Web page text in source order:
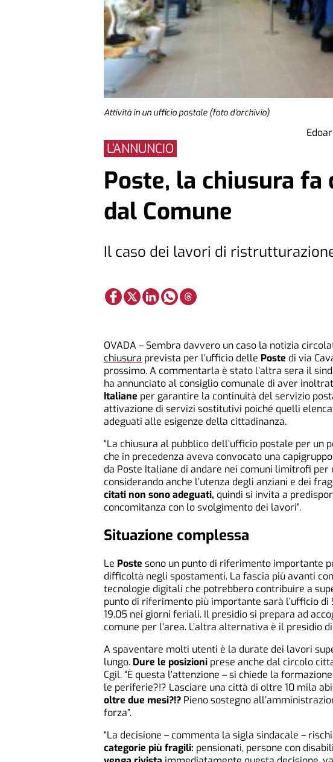
Attività in un ufficio postale (foto d'archivio)
L'ANNUNCIO
Poste, la chiusura
dal Comune
Il caso dei lavori di
OVADA – Sembra davvero un caso la notizia
chiusura prevista per l’ufficio delle Poste di via
prossimo. A commentarla è stato l’altra sera il
ha annunciato al consiglio comunale di aver
Italiane per garantire la continuità del servizio
attivazione di servizi sostitutivi poiché quelli
adeguati alle esigenze della cittadinanza.
“La chiusura al pubblico dell’ufficio postale per un
che in precedenza aveva convocato una
da Poste Italiane di andare nei comuni limitrofi
considerando anche l’utenza degli anziani e dei
citati non sono adeguati, quindi si invita a
concomitanza con lo svolgimento dei lavori”.
Situazione complessa
Le Poste sono un punto di riferimento importante
difficoltà negli spostamenti. La fascia più avanti
tecnologie digitali che potrebbero contribuire a
punto di riferimento più importante sarà l’ufficio
19.05 nei giorni feriali. Il presidio si prepara ad
comune per l’area. L’altra alternativa è il presidio
A spaventare molti utenti è la durate dei lavori
lungo. Dure le posizioni prese anche dal circolo
Cgil. “È questa l’attenzione – si chiede la
le periferie?!? Lasciare una città di oltre 10 mila
oltre due mesi?!? Pieno sostegno
forza”.
“La decisione – commenta la sigla sindacale –
categorie più fragili: pensionati, persone con